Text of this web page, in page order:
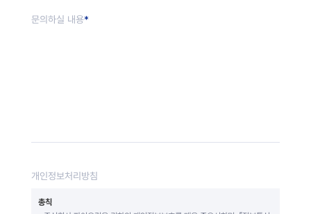
문의하실 내용*
개인정보처리방침
총칙